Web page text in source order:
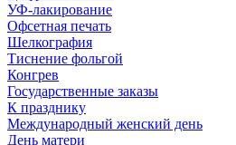
УФ-лакирование
Офсетная печать
Шелкография
Тиснение фольгой
Конгрев
Государственные заказы
К празднику
Международный женский день
День матери